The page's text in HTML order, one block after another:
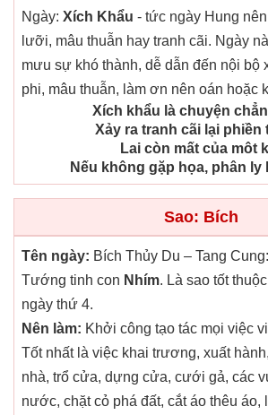
Ngày: Xích Khẩu - tức ngày Hung
lưỡi, mâu thuẫn hay tranh cãi. Ngày
mưu sự khó thành, dễ dẫn đến nội bộ
phi, mâu thuẫn, làm ơn nên oán hoặc
Xích khẩu là chuyện
Xảy ra tranh cãi lại phiền
Lai còn mất của môt
Nếu không gặp họa, phân
Sao: Bích
Tên ngày: Bích Thủy Du – Tang
Tướng tinh con Nhím. Là sao tốt
ngày thứ 4.
Nên làm: Khởi công tạo tác mọi việc
Tốt nhất là việc khai trương, xuất
nhà, trổ cửa, dựng cửa, cưới gả, các
nước, chặt cỏ phá đất, cắt áo thêu áo,